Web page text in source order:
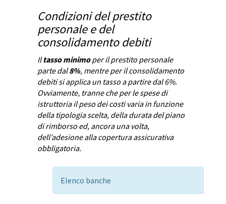
Condizioni del prestito
personale e del
consolidamento debiti
Iltasso minimoper il prestito personale
parte dal8%, mentre per il consolidamento
debiti si applica un tasso a partire dal 6%.
Ovviamente, tranne che per le spese di
istruttoria il peso dei costi varia in funzione
della tipologia scelta, della durata del piano
di rimborso ed, ancora una volta,
dell’adesione alla copertura assicurativa
obbligatoria.
Elenco banche